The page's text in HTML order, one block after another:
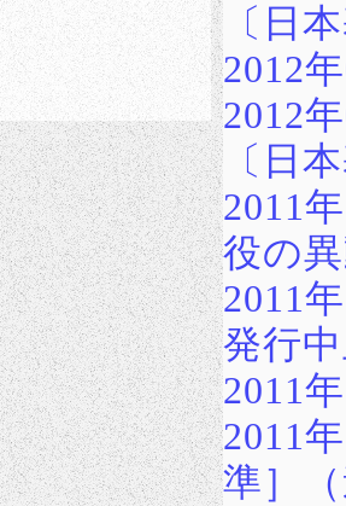
〔日
2012
2012
〔日
2011
役の
2011
発行
2011
2011
準］（